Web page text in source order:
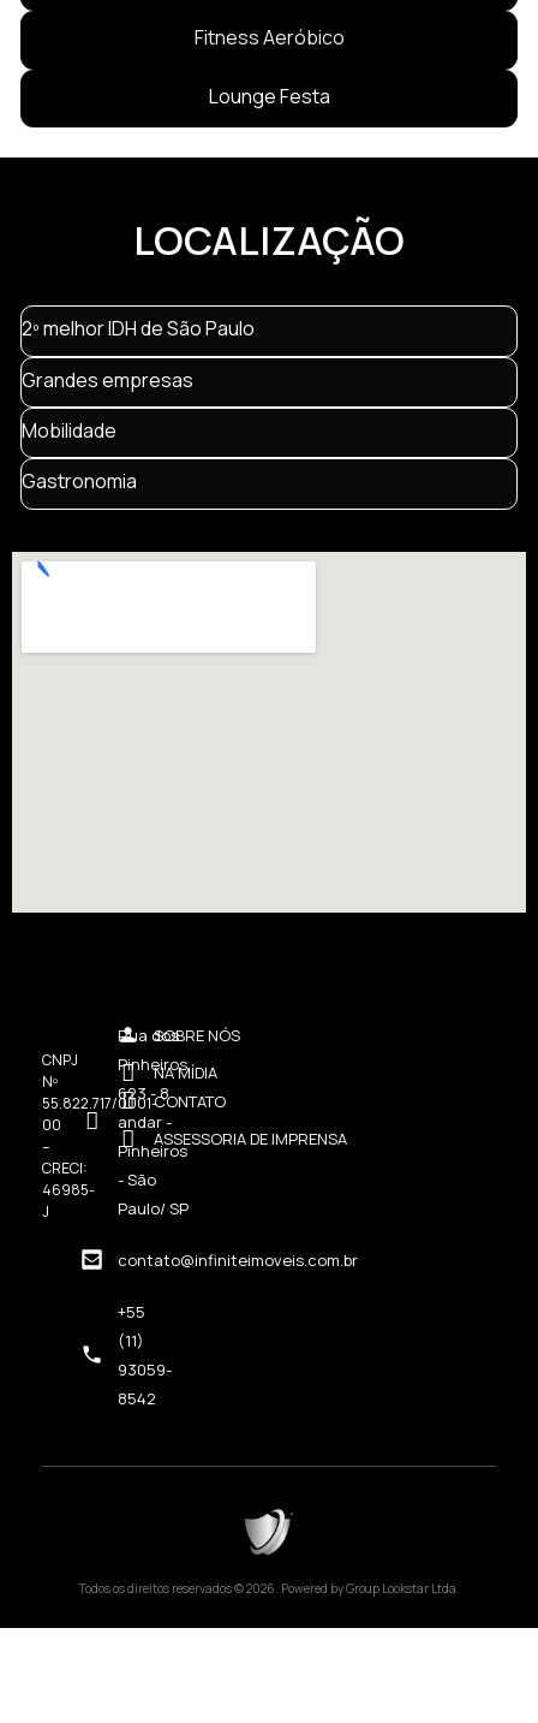
Fitness Aeróbico
Lounge Festa
LOCALIZAÇÃO
2º melhor IDH de São Paulo
Grandes empresas
Mobilidade
Gastronomia
CNPJ
Nº
55.822.717/0001-
00
–
CRECI:
46985-
J
Rua dos
Pinheiros,
623 - 8
andar -
Pinheiros
- São
Paulo/ SP
contato@infiniteimoveis.com.br
+55
(11)
93059-
8542
SOBRE NÓS
NA MÍDIA
CONTATO
ASSESSORIA DE IMPRENSA
Todos os direitos reservados © 2026. Powered by Group Lookstar Ltda.